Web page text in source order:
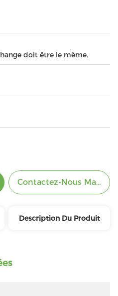
doit être le même.
Contactez-Nous
Description Du Produit